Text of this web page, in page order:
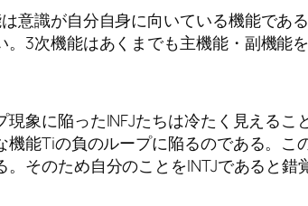
意識が自分自身に向いている機能であ
。3次機能はあくまでも主機能・副機能
現象に陥ったINFJたちは冷たく見える
機能Tiの負のループに陥るのである。こ
。そのため自分のことをINTJであると錯